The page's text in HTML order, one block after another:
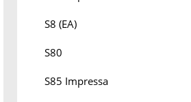
S8 (EA)
S80
S85 Impressa